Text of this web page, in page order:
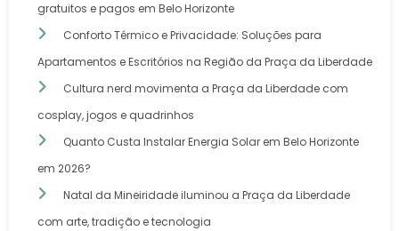
gratuitos e pagos em Belo Horizonte
Conforto Térmico e Privacidade: Soluções para
Apartamentos e Escritórios na Região da Praça da Liberdade
Cultura nerd movimenta a Praça da Liberdade com
cosplay, jogos e quadrinhos
Quanto Custa Instalar Energia Solar em Belo Horizonte
em 2026?
Natal da Mineiridade iluminou a Praça da Liberdade
com arte, tradição e tecnologia